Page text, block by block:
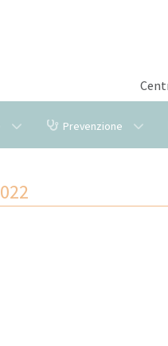
Prevenzione